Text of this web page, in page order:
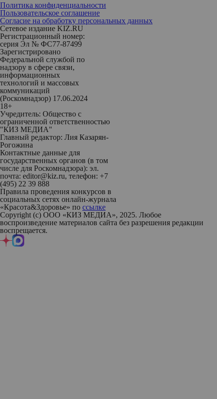
Политика конфиденциальности
Пользовательское соглашение
Согласие на обработку персональных данных
Сетевое издание KIZ.RU
Регистрационный номер:
серия Эл № ФС77-87499
Зарегистрировано
Федеральной службой по
надзору в сфере связи,
информационных
технологий и массовых
коммуникаций
(Роскомнадзор) 17.06.2024
18+
Учредитель: Общество с
ограниченной ответственностью
"КИЗ МЕДИА"
Главный редактор: Лия Казарян-
Рогожина
Контактные данные для
государственных органов (в том
числе для Роскомнадзора): эл.
почта: editor@kiz.ru, телефон: +7
(495) 22 39 888
Правила проведения конкурсов в
социальных сетях онлайн-журнала
«Красота&Здоровье» по ссылке
Copyright (с) ООО «КИЗ МЕДИА», 2025. Любое
воспроизведение материалов сайта без разрешения редакции
воспрещается.